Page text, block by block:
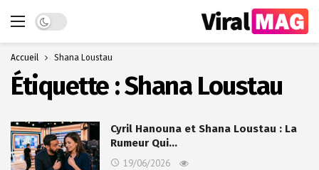
Dark mode
Accueil Shana Loustau
Étiquette :Shana Loustau
Cyril Hanouna et Shana Loustau : La
Rumeur Qui…
19/06/2026